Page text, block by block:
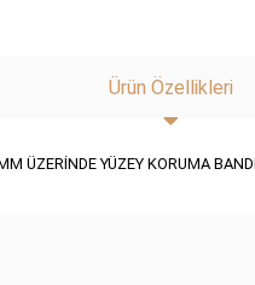
Ürün Özellikleri
ÜZERİNDE YÜZEY KORUMA